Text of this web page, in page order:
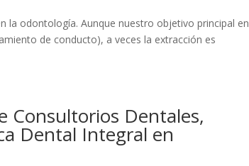
la odontología. Aunque nuestro objetivo principal en
de conducto), a veces la extracción es
Consultorios Dentales,
Dental Integral en